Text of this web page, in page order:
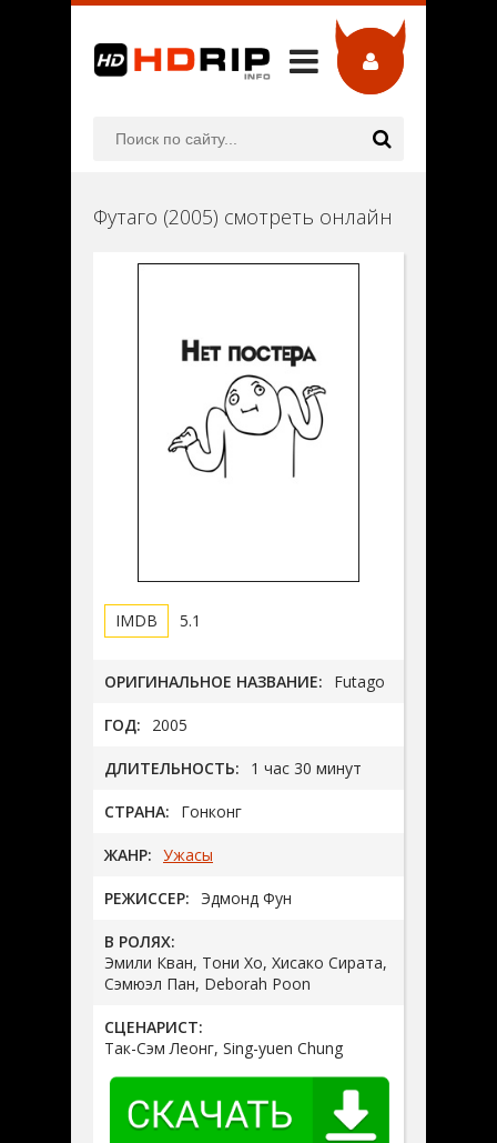
Футаго (2005) смотреть онлайн
5.1
ОРИГИНАЛЬНОЕ НАЗВАНИЕ: Futago
ГОД: 2005
ДЛИТЕЛЬНОСТЬ: 1 час 30 минут
СТРАНА: Гонконг
ЖАНР: Ужасы
РЕЖИССЕР: Эдмонд Фун
В РОЛЯХ:
Эмили Кван, Тони Хо, Хисако Сирата,
Сэмюэл Пан, Deborah Poon
СЦЕНАРИСТ:
Так-Сэм Леонг, Sing-yuen Chung